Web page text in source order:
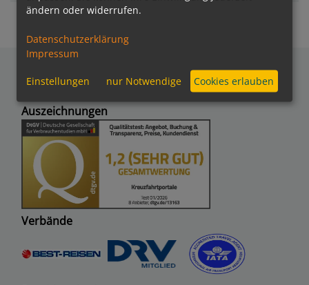
Auszeichnungen
Verbände
ändern oder widerrufen.
Datenschutzerklärung
Impressum
Einstellungen nur Notwendige Cookies erlauben